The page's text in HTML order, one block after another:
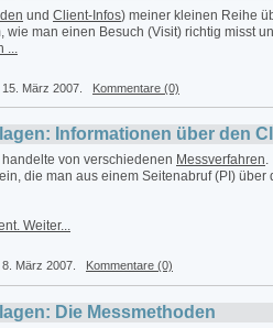
und Client-Infos) meiner kleinen Reihe
wie man einen Besuch (Visit) richtig misst
15. März 2007. Kommentare (0)
Informationen über den
von verschiedenen Messverfahren.
die man aus einem Seitenabruf (PI) über
Weiter...
8. März 2007. Kommentare (0)
Die Messmethoden